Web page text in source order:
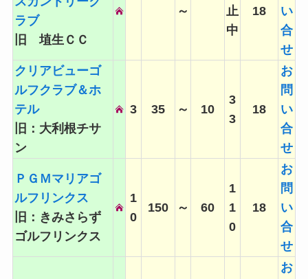
ラブ
旧 埴生ＣＣ
～
止
中
18
い
合
せ
クリアビューゴ
ルフクラブ＆ホ
テル
旧：大利根チサ
ン
3 35 ～ 10
3
3
18
お
問
い
合
せ
ＰＧＭマリアゴ
ルフリンクス
旧：きみさらず
ゴルフリンクス
1
0
150 ～ 60
1
1
0
18
お
問
い
合
せ
お